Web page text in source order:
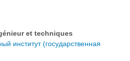
et techniques
институт (государственная